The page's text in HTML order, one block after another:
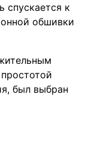
спускается к
обшивки
был выбран